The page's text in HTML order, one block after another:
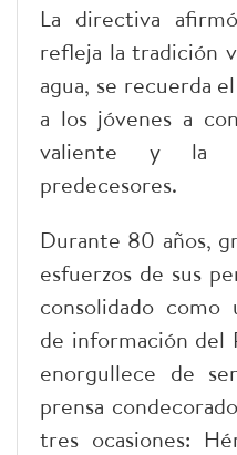
La directiva
refleja la tradición
agua, se recuerda
a los jóvenes a
valiente y la
predecesores.
Durante 80 años,
esfuerzos de sus
consolidado
de información del
enorgullece de
prensa
tres ocasiones: